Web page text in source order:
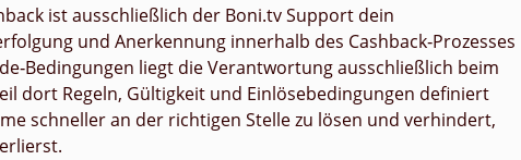
ist ausschließlich der Boni.tv Support dein
und Anerkennung innerhalb des Cashback‑Prozesses
liegt die Verantwortung ausschließlich beim
dort Regeln, Gültigkeit und Einlösebedingungen definiert
schneller an der richtigen Stelle zu lösen und verhindert,